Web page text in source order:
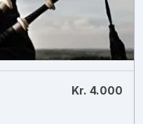
Kr. 4.000